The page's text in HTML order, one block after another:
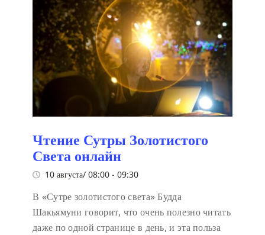
Чтение Сутры Золотистого
Света онлайн
10 августа/ 08:00 - 09:30
В «Сутре золотистого света» Будда
Шакьямуни говорит, что очень полезно читать
даже по одной странице в день, и эта польза